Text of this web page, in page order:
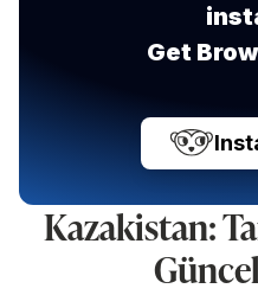
Get
Kazakistan: